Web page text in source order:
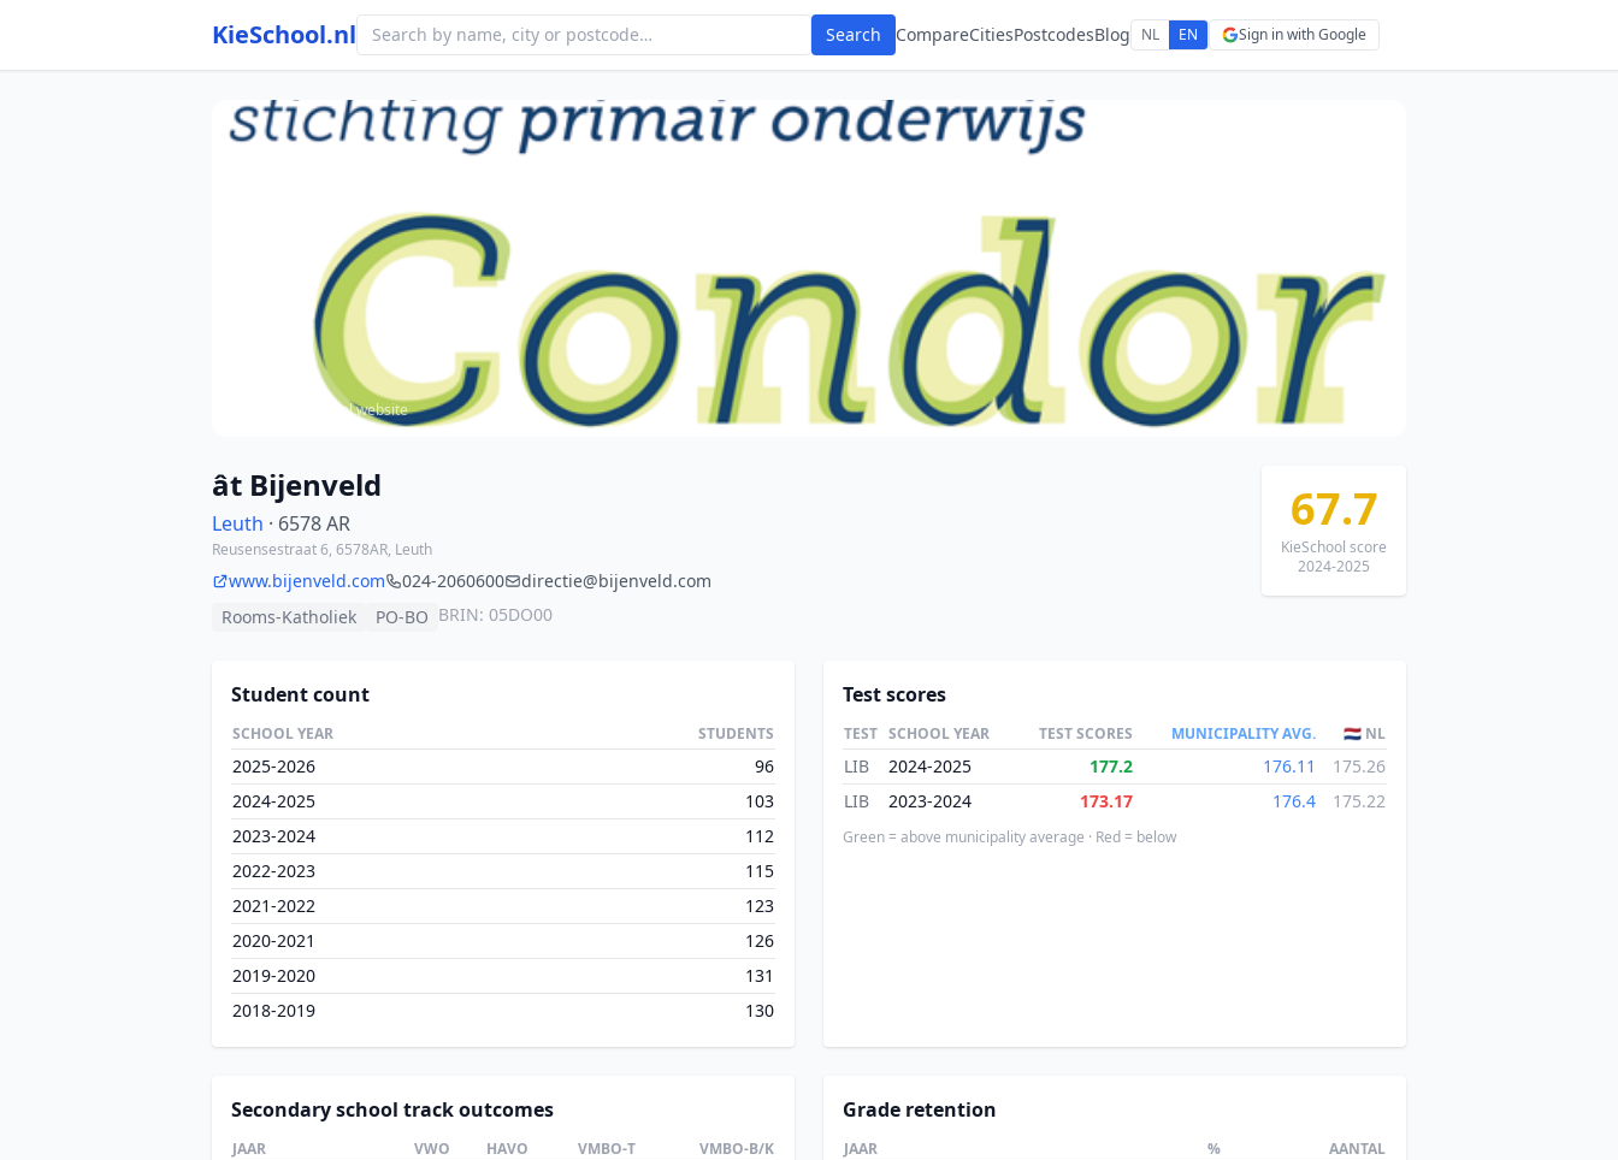
KieSchool.nl Search CompareCitiesPostcodesBlog NL EN Sign in with Google
Photo from school website
ât Bijenveld
Leuth · 6578 AR
Reusensestraat 6, 6578AR, Leuth
www.bijenveld.com 024-2060600
directie@bijenveld.com
Rooms-Katholiek
PO-BO BRIN: 05DO00
67.7
KieSchool score
2024-2025
Student count
SCHOOL YEAR STUDENTS
2025-2026
96
2024-2025
103
2023-2024
112
2022-2023
115
2021-2022
123
2020-2021
126
2019-2020
131
2018-2019
130
Test scores
TEST SCHOOL YEAR TEST SCORES MUNICIPALITY AVG. 🇳🇱 NL
LIB 2024-2025 177.2 176.11
175.26
LIB
2023-2024 173.17 176.4 175.22
Green = above municipality average · Red = below
Secondary school track outcomes
JAAR VWO HAVO VMBO-T VMBO-B/K
Grade retention
JAAR % AANTAL